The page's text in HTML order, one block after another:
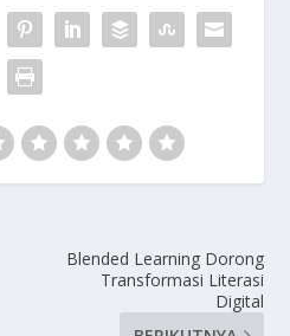
Blended Learning Dorong
Transformasi Literasi
Digital